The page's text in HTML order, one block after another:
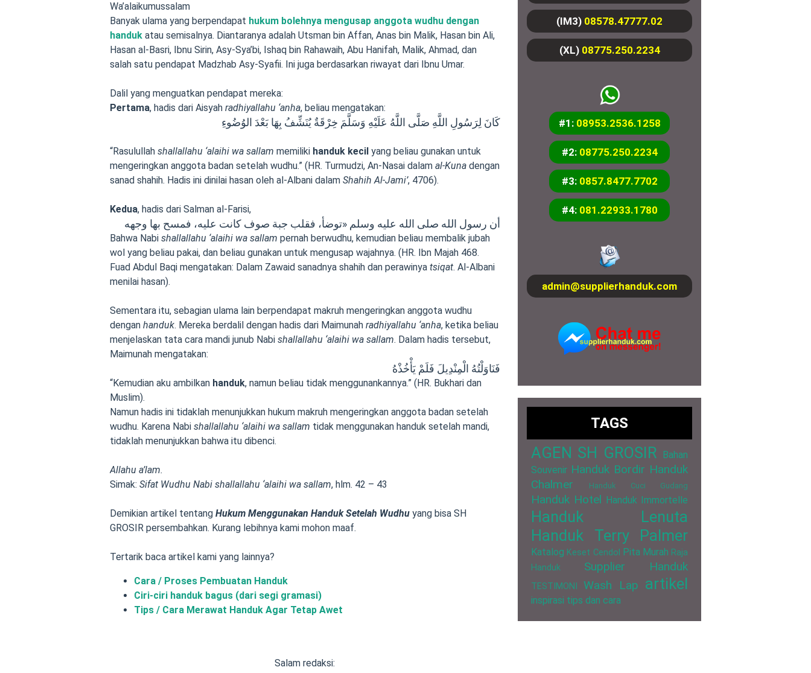
Wa’alaikumussalam
Banyak ulama yang berpendapat hukum bolehnya mengusap anggota wudhu dengan
handuk atau semisalnya. Diantaranya adalah Utsman bin Affan, Anas bin Malik, Hasan bin Ali,
Hasan al-Basri, Ibnu Sirin, Asy-Sya’bi, Ishaq bin Rahawaih, Abu Hanifah, Malik, Ahmad, dan
salah satu pendapat Madzhab Asy-Syafii. Ini juga berdasarkan riwayat dari Ibnu Umar.
Dalil yang menguatkan pendapat mereka:
Pertama, hadis dari Aisyah radhiyallahu ‘anha, beliau mengatakan:
كَانَ لِرَسُولِ اللَّهِ صَلَّى اللَّهُ عَلَيْهِ وَسَلَّمَ خِرْقَةٌ يُنَشِّفُ بِهَا بَعْدَ الوُضُوءِ
“Rasulullah shallallahu ‘alaihi wa sallam memiliki handuk kecil yang beliau gunakan untuk
mengeringkan anggota badan setelah wudhu.” (HR. Turmudzi, An-Nasai dalam al-Kuna dengan
sanad shahih. Hadis ini dinilai hasan oleh al-Albani dalam Shahih Al-Jami’, 4706).
Kedua, hadis dari Salman al-Farisi,
أن رسول الله صلى الله عليه وسلم «توضأ، فقلب جبة صوف كانت عليه، فمسح بها وجهه
Bahwa Nabi shallallahu ‘alaihi wa sallam pernah berwudhu, kemudian beliau membalik jubah
wol yang beliau pakai, dan beliau gunakan untuk mengusap wajahnya. (HR. Ibn Majah 468.
Fuad Abdul Baqi mengatakan: Dalam Zawaid sanadnya shahih dan perawinya tsiqat. Al-Albani
menilai hasan).
Sementara itu, sebagian ulama lain berpendapat makruh mengeringkan anggota wudhu
dengan handuk. Mereka berdalil dengan hadis dari Maimunah radhiyallahu ‘anha, ketika beliau
menjelaskan tata cara mandi junub Nabi shallallahu ‘alaihi wa sallam. Dalam hadis tersebut,
Maimunah mengatakan:
فَنَاوَلْتُهُ الْمِنْدِيلَ فَلَمْ يَأْخُذْهُ
“Kemudian aku ambilkan handuk, namun beliau tidak menggunankannya.” (HR. Bukhari dan
Muslim).
Namun hadis ini tidaklah menunjukkan hukum makruh mengeringkan anggota badan setelah
wudhu. Karena Nabi shallallahu ‘alaihi wa sallam tidak menggunakan handuk setelah mandi,
tidaklah menunjukkan bahwa itu dibenci.
Allahu a’lam.
Simak: Sifat Wudhu Nabi shallallahu ‘alaihi wa sallam, hlm. 42 – 43
Demikian artikel tentang Hukum Menggunakan Handuk Setelah Wudhu yang bisa SH
GROSIR persembahkan. Kurang lebihnya kami mohon maaf.
Tertarik baca artikel kami yang lainnya?
Cara / Proses Pembuatan Handuk
Ciri-ciri handuk bagus (dari segi gramasi)
Tips / Cara Merawat Handuk Agar Tetap Awet
Salam redaksi:
(IM3) 08578.47777.02
(XL) 08775.250.2234
#1: 08953.2536.1258
#2: 08775.250.2234
#3: 0857.8477.7702
#4: 081.22933.1780
admin@supplierhanduk.com
TAGS
AGEN SH GROSIR Bahan
Souvenir Handuk Bordir Handuk
Chalmer
Handuk Cuci Gudang
Handuk Hotel Handuk Immortelle
Handuk Lenuta
Handuk Terry Palmer
Katalog Keset Cendol Pita Murah Raja
Handuk
Supplier Handuk
TESTIMONI Wash Lap artikel
inspirasi tips dan cara